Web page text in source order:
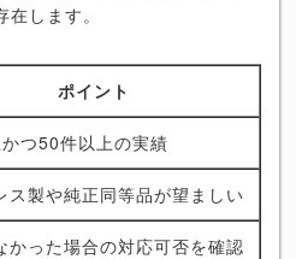
します。
ポイント
つ50件以上の実績
ス製や純正同等品が望ましい
かった場合の対応可否を確認